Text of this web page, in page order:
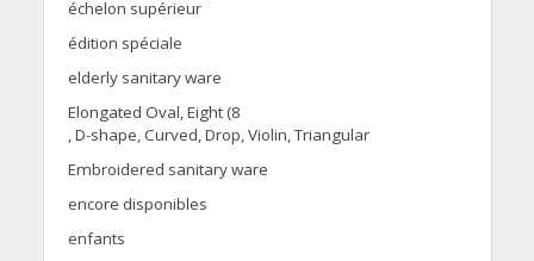
échelon supérieur
édition spéciale
elderly sanitary ware
Elongated Oval, Eight (8
, D-shape, Curved, Drop, Violin, Triangular
Embroidered sanitary ware
encore disponibles
enfants